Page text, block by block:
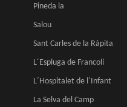
Pineda la
Salou
Sant Carles de la Ràpita
L´Espluga de Francolí
L´Hospitalet de l´Infant
La Selva del Camp